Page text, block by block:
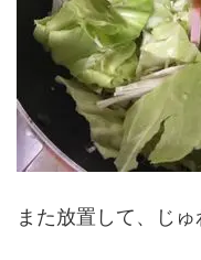
また放置して、じゅ